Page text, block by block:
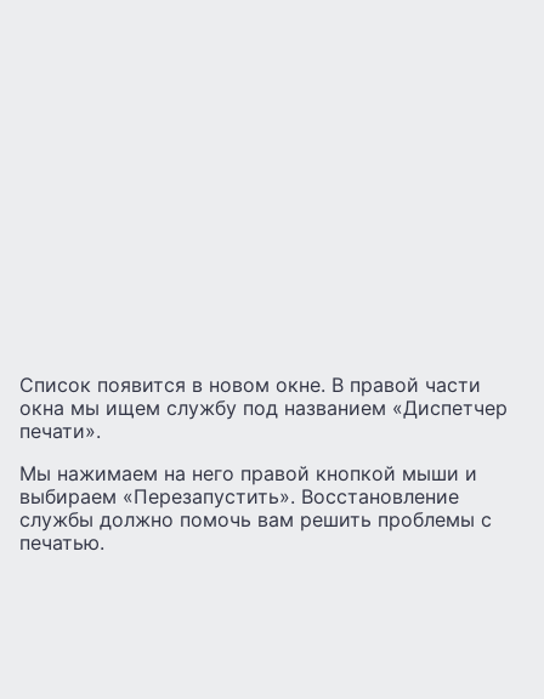
Список появится в новом окне. В правой части
окна мы ищем службу под названием «Диспетчер
печати».
Мы нажимаем на него правой кнопкой мыши и
выбираем «Перезапустить». Восстановление
службы должно помочь вам решить проблемы с
печатью.